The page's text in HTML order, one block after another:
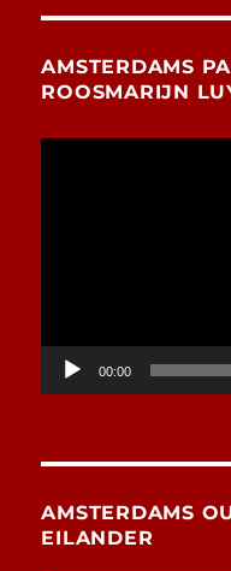
AMSTERDAMS
ROOSMARIJN
00:00
AMSTERDAMS
EILANDER